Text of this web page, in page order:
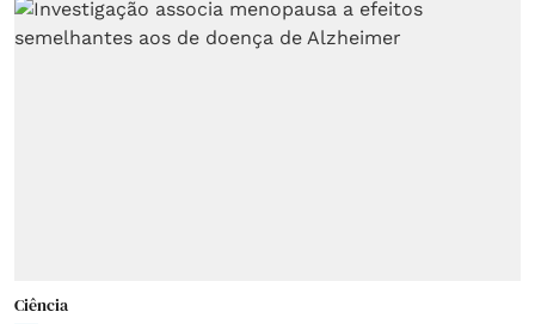
Ciência